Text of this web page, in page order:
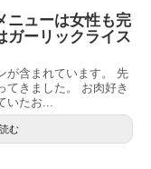
ニューは女性も完
ガーリックライス
が含まれています。 先
てきました。 お肉好き
いたお...
む